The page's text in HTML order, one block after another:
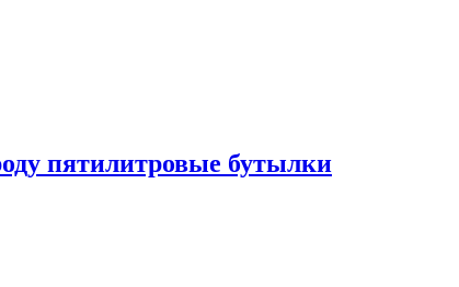
пятилитровые бутылки